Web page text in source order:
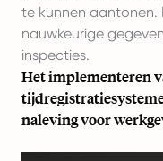
te kunnen aantonen.
nauwkeurige
inspecties.
Het implementeren
naleving voor